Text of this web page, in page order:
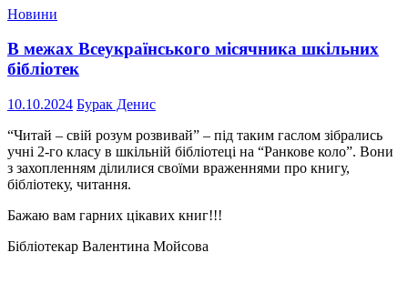
Новини
В межах Всеукраїнського місячника шкільних
бібліотек
10.10.2024 Бурак Денис
“Читай – свій розум розвивай” – під таким гаслом зібрались
учні 2-го класу в шкільній бібліотеці на “Ранкове коло”. Вони
з захопленням ділилися своїми враженнями про книгу,
бібліотеку, читання.
Бажаю вам гарних цікавих книг!!!
Бібліотекар Валентина Мойсова